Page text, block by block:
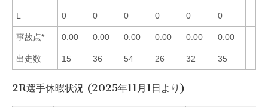
L 0 0 0 0 0 0
事故点* 0.00 0.00 0.00 0.00 0.00 0.00
出走数 15 36 54 26 32 35
2R選手休暇状況 (2025年11月1日より)